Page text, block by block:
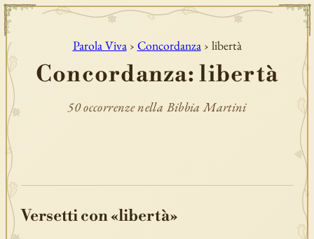
Parola Viva › Concordanza › libertà
Concordanza: libertà
50 occorrenze nella Bibbia Martini
Versetti con «libertà»